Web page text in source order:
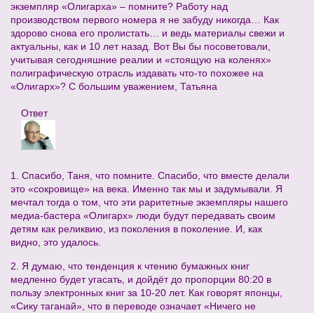
экземпляр «Олигарха» – помните? Работу над
производством первого номера я не забуду никогда… Как
здорово снова его пролистать… и ведь материалы свежи и
актуальны, как и 10 лет назад. Вот Вы бы посоветовали,
учитывая сегодняшние реалии и «стоящую на коленях»
полиграфическую отрасль издавать что-то похожее на
«Олигарх»? С большим уважением, Татьяна
Ответ
1. Спасибо, Таня, что помните. Спасибо, что вместе делали
это «сокровище» на века. Именно так мы и задумывали. Я
мечтал тогда о том, что эти раритетные экземпляры нашего
медиа-бастера «Олигарх» люди будут передавать своим
детям как реликвию, из поколения в поколение. И, как
видно, это удалось.
2. Я думаю, что тенденция к чтению бумажных книг
медленно будет угасать, и дойдёт до пропорции 80:20 в
пользу электронных книг за 10-20 лет. Как говорят японцы,
«Сику таганай», что в переводе означает «Ничего не